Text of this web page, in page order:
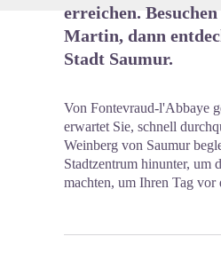
erreichen.
Martin, dann
Stadt Saumur.
Von Fontevraud-l'Abbaye
erwartet Sie, schnell
Weinberg von Saumur
Stadtzentrum hinunter, um
machten, um Ihren Tag vor